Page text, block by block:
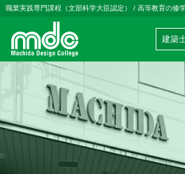
コンテンツへスキップ
職業実践専門課程（文部科学大臣認定） / 高等教育の修
メインナビゲーション
建築